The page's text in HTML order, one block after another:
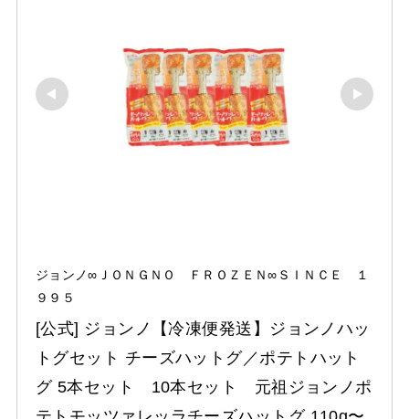
ジョンノ∞ＪＯＮＧＮＯ ＦＲＯＺＥＮ∞ＳＩＮＣＥ １
９９５
[公式] ジョンノ【冷凍便発送】ジョンノハッ
トグセット チーズハットグ／ポテトハット
グ 5本セット　10本セット　元祖ジョンノポ